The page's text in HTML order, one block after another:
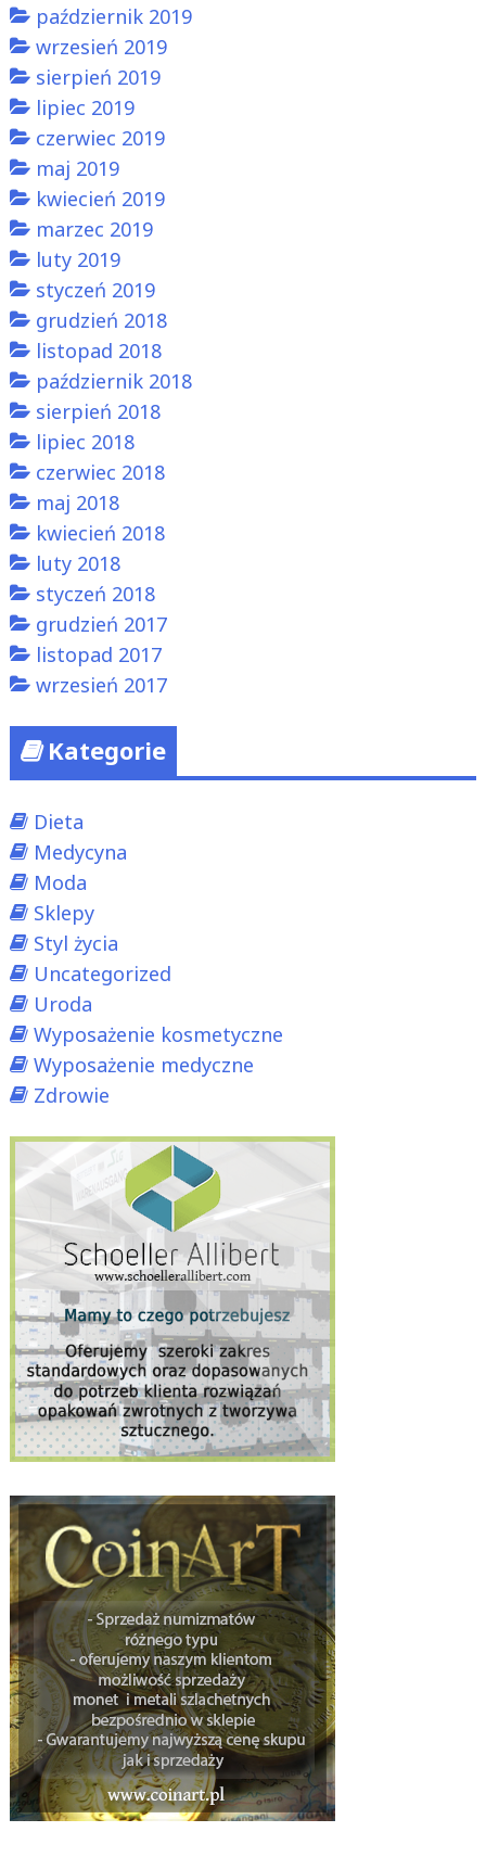
październik 2019
wrzesień 2019
sierpień 2019
lipiec 2019
czerwiec 2019
maj 2019
kwiecień 2019
marzec 2019
luty 2019
styczeń 2019
grudzień 2018
listopad 2018
październik 2018
sierpień 2018
lipiec 2018
czerwiec 2018
maj 2018
kwiecień 2018
luty 2018
styczeń 2018
grudzień 2017
listopad 2017
wrzesień 2017
Kategorie
Dieta
Medycyna
Moda
Sklepy
Styl życia
Uncategorized
Uroda
Wyposażenie kosmetyczne
Wyposażenie medyczne
Zdrowie